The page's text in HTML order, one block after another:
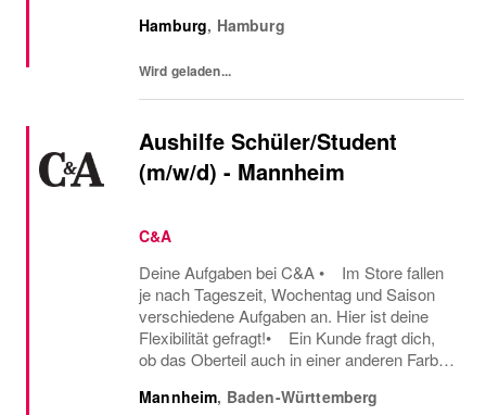
Endkund:innen im Fokus. Da der E-Shop
Hamburg, Hamburg
Wird geladen...
Aushilfe Schüler/Student
(m/w/d) - Mannheim
C&A
Deine Aufgaben bei C&A • Im Store fallen
je nach Tageszeit, Wochentag und Saison
verschiedene Aufgaben an. Hier ist deine
Flexibilität gefragt!• Ein Kunde fragt dich,
ob das Oberteil auch in einer anderen Farbe
gut zu der neuen Hose passt – hier...
Mannheim, Baden-Württemberg